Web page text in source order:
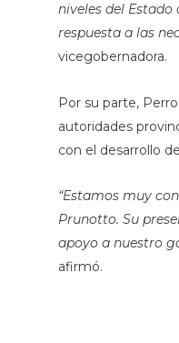
niveles del
respuesta a las
vicegobernadora.
Por su parte,
autoridades
con el desarrollo
“Estamos muy
Prunotto. Su
apoyo a nuestro
afirmó.